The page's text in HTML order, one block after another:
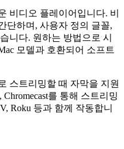
비디오 플레이어입니다. 비
단하며, 사용자 정의 글꼴,
니다. 원하는 방법으로 시
모델과 호환되어 소프트
스트리밍할 때 자막을 지원
를 통해 스트리밍
Roku 등과 함께 작동합니